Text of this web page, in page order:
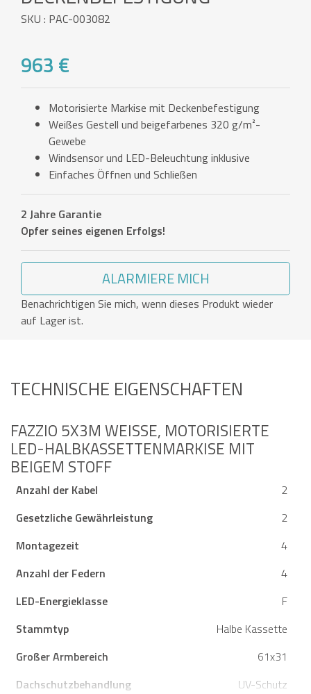
SKU : PAC-003082
963 €
Motorisierte Markise mit Deckenbefestigung
Weißes Gestell und beigefarbenes 320 g/m²-
Gewebe
Windsensor und LED-Beleuchtung inklusive
Einfaches Öffnen und Schließen
2 Jahre Garantie
Opfer seines eigenen Erfolgs!
ALARMIERE MICH
Benachrichtigen Sie mich, wenn dieses Produkt wieder
auf Lager ist.
TECHNISCHE EIGENSCHAFTEN
FAZZIO 5X3M WEISSE, MOTORISIERTE L
ED-HALBKASSETTENMARKISE MIT B
EIGEM STOFF
Anzahl der Kabel
2
Gesetzliche Gewährleistung
2
Montagezeit
4
Anzahl der Federn
4
LED-Energieklasse
F
Stammtyp
Halbe Kassette
Großer Armbereich
61x31
Dachschutzbehandlung
UV-Schutz